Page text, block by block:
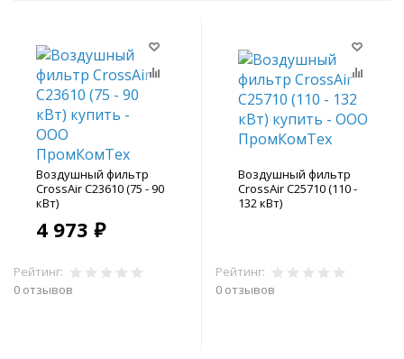
Воздушный фильтр
CrossAir C23610 (75 - 90
кВт)
4 973 ₽
Рейтинг:
0 отзывов
Воздушный фильтр
CrossAir C25710 (110 -
132 кВт)
Рейтинг:
0 отзывов